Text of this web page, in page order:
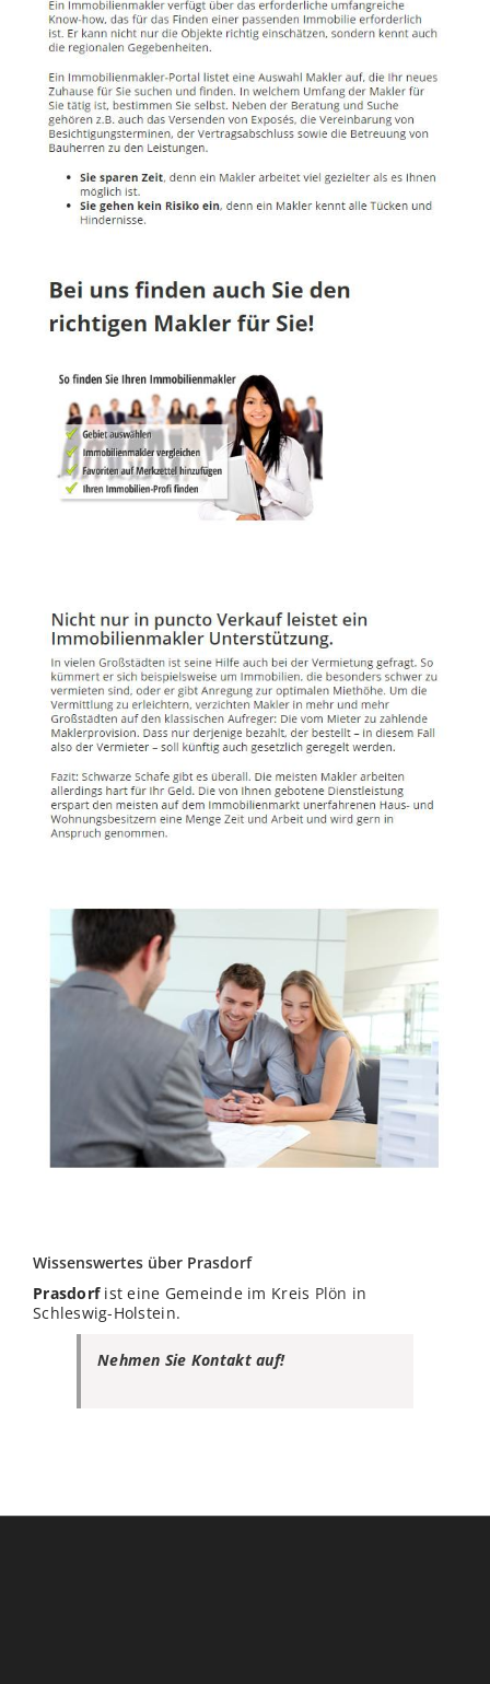
Wissenswertes über Prasdorf
Prasdorfist eine Gemeinde im Kreis Plön in
Schleswig-Holstein.
Nehmen Sie Kontakt auf!